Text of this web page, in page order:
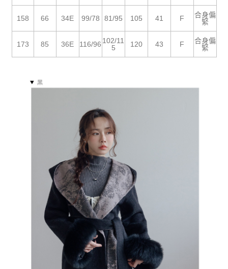
４．使用「AFTEE先享後付」時，將依據個別帳號之用戶狀況，依本公司即
時審查核予不同之上限額度；若仍有額度不足之情形，本公司將視審查結果
恩沛科技股份有限公司將有權停止該用戶之使用額度並採取法律行動。
158 66 34E 99/78 81/95 105 41 F
合身偏
緊
173 85 36E 116/96 102/11
5
120 43 F
合身偏
緊